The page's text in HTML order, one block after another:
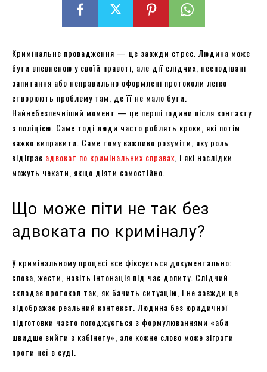
Кримінальне провадження — це завжди стрес. Людина може
бути впевненою у своїй правоті, але дії слідчих, несподівані
запитання або неправильно оформлені протоколи легко
створюють проблему там, де її не мало бути.
Найнебезпечніший момент — це перші години після контакту
з поліцією. Саме тоді люди часто роблять кроки, які потім
важко виправити. Саме тому важливо розуміти, яку роль
відіграє адвокат по кримінальних справах , і які наслідки
можуть чекати, якщо діяти самостійно.
Що може піти не так без
адвоката по криміналу?
У кримінальному процесі все фіксується документально:
слова, жести, навіть інтонація під час допиту. Слідчий
складає протокол так, як бачить ситуацію, і не завжди це
відображає реальний контекст. Людина без юридичної
підготовки часто погоджується з формулюваннями «аби
швидше вийти з кабінету», але кожне слово може зіграти
проти неї в суді.